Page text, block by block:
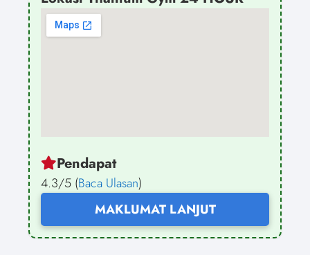
Pendapat
4.3/5 (Baca Ulasan)
MAKLUMAT LANJUT